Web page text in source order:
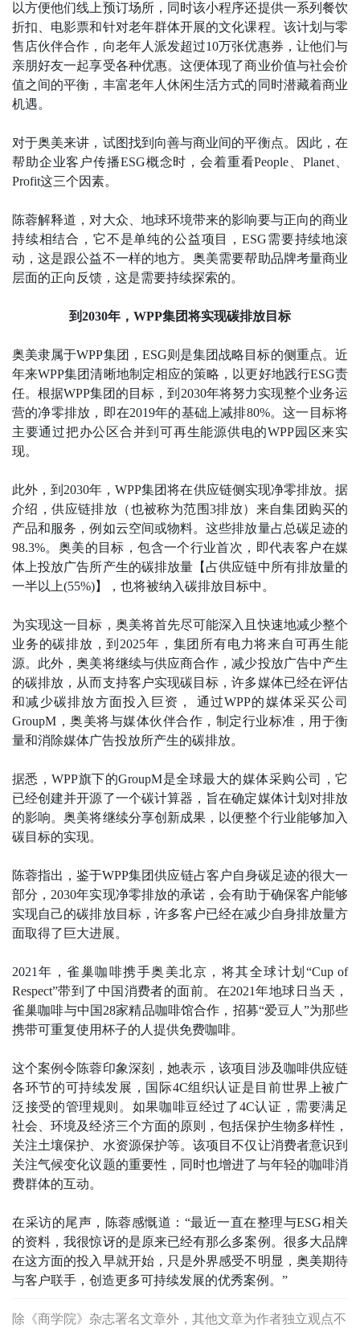
以方便他们线上预订场所，同时该小程序还提供一系列餐饮
折扣、电影票和针对老年群体开展的文化课程。该计划与零
售店伙伴合作，向老年人派发超过10万张优惠券，让他们与
亲朋好友一起享受各种优惠。这便体现了商业价值与社会价
值之间的平衡，丰富老年人休闲生活方式的同时潜藏着商业
机遇。
对于奥美来讲，试图找到向善与商业间的平衡点。因此，在
帮助企业客户传播ESG概念时，会着重看People、Planet、
Profit这三个因素。
陈蓉解释道，对大众、地球环境带来的影响要与正向的商业
持续相结合，它不是单纯的公益项目，ESG需要持续地滚
动，这是跟公益不一样的地方。奥美需要帮助品牌考量商业
层面的正向反馈，这是需要持续探索的。
到2030年，WPP集团将实现碳排放目标
奥美隶属于WPP集团，ESG则是集团战略目标的侧重点。近
年来WPP集团清晰地制定相应的策略，以更好地践行ESG责
任。根据WPP集团的目标，到2030年将努力实现整个业务运
营的净零排放，即在2019年的基础上减排80%。这一目标将
主要通过把办公区合并到可再生能源供电的WPP园区来实
现。
此外，到2030年，WPP集团将在供应链侧实现净零排放。据
介绍，供应链排放（也被称为范围3排放）来自集团购买的
产品和服务，例如云空间或物料。这些排放量占总碳足迹的
98.3%。奥美的目标，包含一个行业首次，即代表客户在媒
体上投放广告所产生的碳排放量【占供应链中所有排放量的
一半以上(55%)】，也将被纳入碳排放目标中。
为实现这一目标，奥美将首先尽可能深入且快速地减少整个
业务的碳排放，到2025年，集团所有电力将来自可再生能
源。此外，奥美将继续与供应商合作，减少投放广告中产生
的碳排放，从而支持客户实现碳目标，许多媒体已经在评估
和减少碳排放方面投入巨资， 通过WPP的媒体采买公司
GroupM，奥美将与媒体伙伴合作，制定行业标准，用于衡
量和消除媒体广告投放所产生的碳排放。
据悉，WPP旗下的GroupM是全球最大的媒体采购公司，它
已经创建并开源了一个碳计算器，旨在确定媒体计划对排放
的影响。奥美将继续分享创新成果，以便整个行业能够加入
碳目标的实现。
陈蓉指出，鉴于WPP集团供应链占客户自身碳足迹的很大一
部分，2030年实现净零排放的承诺，会有助于确保客户能够
实现自己的碳排放目标，许多客户已经在减少自身排放量方
面取得了巨大进展。
2021年，雀巢咖啡携手奥美北京，将其全球计划“Cup of
Respect”带到了中国消费者的面前。在2021年地球日当天，
雀巢咖啡与中国28家精品咖啡馆合作，招募“爱豆人”为那些
携带可重复使用杯子的人提供免费咖啡。
这个案例令陈蓉印象深刻，她表示，该项目涉及咖啡供应链
各环节的可持续发展，国际4C组织认证是目前世界上被广
泛接受的管理规则。如果咖啡豆经过了4C认证，需要满足
社会、环境及经济三个方面的原则，包括保护生物多样性，
关注土壤保护、水资源保护等。该项目不仅让消费者意识到
关注气候变化议题的重要性，同时也增进了与年轻的咖啡消
费群体的互动。
在采访的尾声，陈蓉感慨道：“最近一直在整理与ESG相关
的资料，我很惊讶的是原来已经有那么多案例。很多大品牌
在这方面的投入早就开始，只是外界感受不明显，奥美期待
与客户联手，创造更多可持续发展的优秀案例。”
除《商学院》杂志署名文章外，其他文章为作者独立观点不